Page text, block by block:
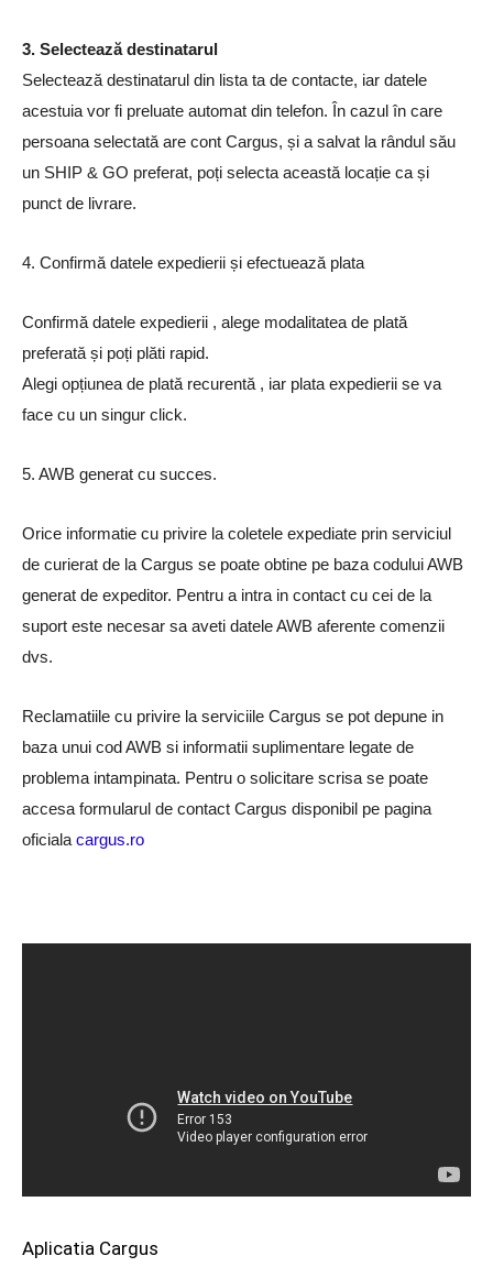
3. Selectează destinatarul
Selectează destinatarul din lista ta de contacte, iar datele
acestuia vor fi preluate automat din telefon. În cazul în care
persoana selectată are cont Cargus, și a salvat la rândul său
un SHIP & GO preferat, poți selecta această locație ca și
punct de livrare.
4. Confirmă datele expedierii și efectuează plata
Confirmă datele expedierii , alege modalitatea de plată
preferată și poți plăti rapid.
Alegi opțiunea de plată recurentă , iar plata expedierii se va
face cu un singur click.
5. AWB generat cu succes.
Orice informatie cu privire la coletele expediate prin serviciul
de curierat de la Cargus se poate obtine pe baza codului AWB
generat de expeditor. Pentru a intra in contact cu cei de la
suport este necesar sa aveti datele AWB aferente comenzii
dvs.
Reclamatiile cu privire la serviciile Cargus se pot depune in
baza unui cod AWB si informatii suplimentare legate de
problema intampinata. Pentru o solicitare scrisa se poate
accesa formularul de contact Cargus disponibil pe pagina
oficiala cargus.ro
Aplicatia Cargus